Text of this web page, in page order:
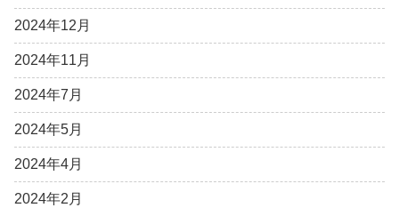
2024年12月
2024年11月
2024年7月
2024年5月
2024年4月
2024年2月